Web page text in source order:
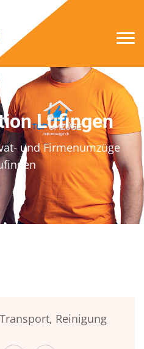
Lufingen
und Firmenumzüge
Transport, Reinigung